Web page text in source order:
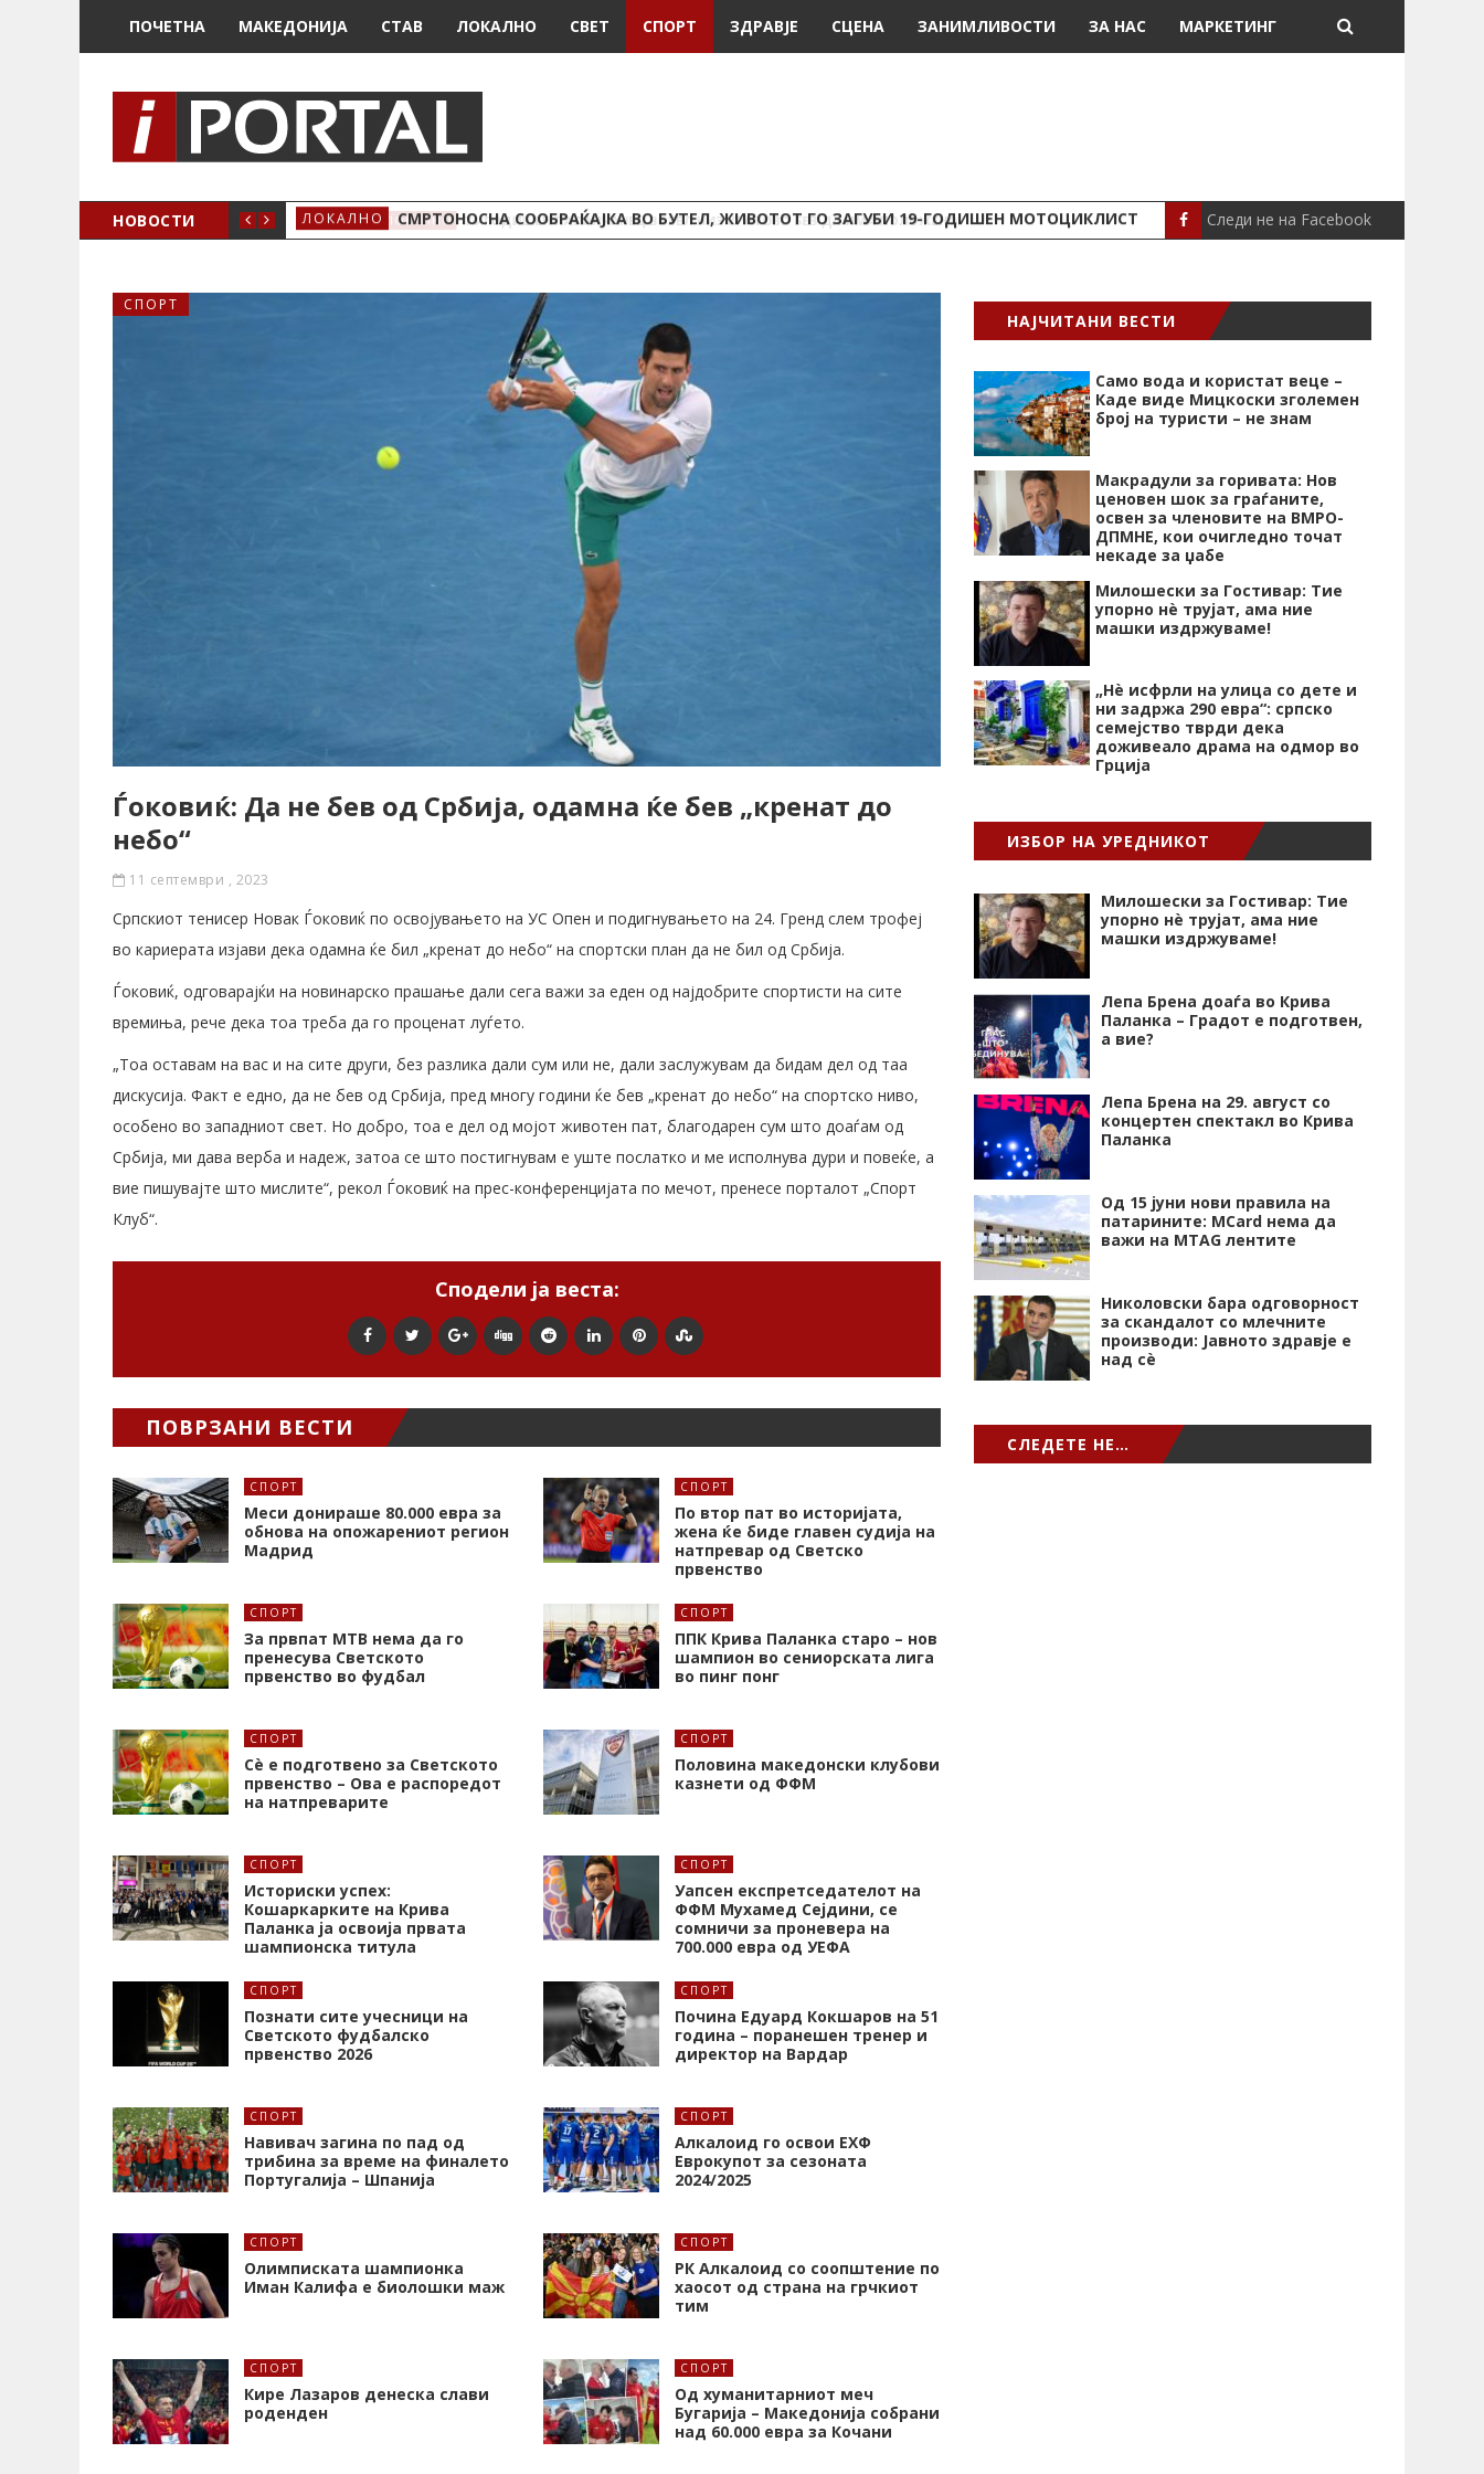
ПОЧЕТНА МАКЕДОНИЈА СТАВ ЛОКАЛНО СВЕТ СПОРТ ЗДРАВЈЕ СЦЕНА ЗАНИМЛИВОСТИ ЗА НАС МАРКЕТИНГ
НОВОСТИ ЛОКАЛНО СМРТОНОСНА СООБРАЌАЈКА ВО БУТЕЛ, ЖИВОТОТ ГО ЗАГУБИ 19-ГОДИШЕН МОТОЦИКЛИСТ СЦЕНА СЕВЕРИНА ВО
Следи не на Facebook
СПОРТ
Ѓоковиќ: Да не бев од Србија, одамна ќе бев „кренат до
небо“
11 септември , 2023
Српскиот тенисер Новак Ѓоковиќ по освојувањето на УС Опен и подигнувањето на 24. Гренд слем трофеј
во кариерата изјави дека одамна ќе бил „кренат до небо“ на спортски план да не бил од Србија.
Ѓоковиќ, одговарајќи на новинарско прашање дали сега важи за еден од најдобрите спортисти на сите
времиња, рече дека тоа треба да го проценат луѓето.
„Тоа оставам на вас и на сите други, без разлика дали сум или не, дали заслужувам да бидам дел од таа
дискусија. Факт е едно, да не бев од Србија, пред многу години ќе бев „кренат до небо“ на спортско ниво,
особено во западниот свет. Но добро, тоа е дел од мојот животен пат, благодарен сум што доаѓам од
Србија, ми дава верба и надеж, затоа се што постигнувам е уште послатко и ме исполнува дури и повеќе, а
вие пишувајте што мислите“, рекол Ѓоковиќ на прес-конференцијата по мечот, пренесе порталот „Спорт
Клуб“.
Сподели ја веста:
ПОВРЗАНИ ВЕСТИ
СПОРТ
Меси донираше 80.000 евра за
обнова на опожарениот регион
Мадрид
СПОРТ
По втор пат во историјата,
жена ќе биде главен судија на
натпревар од Светско
првенство
СПОРТ
За првпат МТВ нема да го
пренесува Светското
првенство во фудбал
СПОРТ
ППК Крива Паланка старо – нов
шампион во сениорската лига
во пинг понг
СПОРТ
Сè е подготвено за Светското
првенство – Ова е распоредот
на натпреварите
СПОРТ
Половина македонски клубови
казнети од ФФМ
СПОРТ
Историски успех:
Кошаркарките на Крива
Паланка ја освоија првата
шампионска титула
СПОРТ
Уапсен експретседателот на
ФФМ Мухамед Сејдини, се
сомничи за проневера на
700.000 евра од УЕФА
СПОРТ
Познати сите учесници на
Светското фудбалско
првенство 2026
СПОРТ
Почина Едуард Кокшаров на 51
година – поранешен тренер и
директор на Вардар
СПОРТ
Навивач загина по пад од
трибина за време на финалето
Португалија – Шпанија
СПОРТ
Алкалоид го освои ЕХФ
Еврокупот за сезоната
2024/2025
СПОРТ
Олимписката шампионка
Иман Калифa е биолошки маж
СПОРТ
РК Алкалоид со соопштение по
хаосот од страна на грчкиот
тим
СПОРТ
Кире Лазаров денеска слави
роденден
СПОРТ
Од хуманитарниот меч
Бугарија – Македонија собрани
над 60.000 евра за Кочани
НАЈЧИТАНИ ВЕСТИ
Само вода и користат веце –
Каде виде Мицкоски зголемен
број на туристи – не знам
Макрадули за горивата: Нов
ценовен шок за граѓаните,
освен за членовите на ВМРО-
ДПМНЕ, кои очигледно точат
некаде за џабе
Милошески за Гостивар: Тие
упорно нѐ трујат, ама ние
машки издржуваме!
„Нѐ исфрли на улица со дете и
ни задржа 290 евра“: српско
семејство тврди дека
доживеало драма на одмор во
Грција
ИЗБОР НА УРЕДНИКОТ
Милошески за Гостивар: Тие
упорно нѐ трујат, ама ние
машки издржуваме!
Лепа Брена доаѓа во Крива
Паланка – Градот е подготвен,
а вие?
Лепа Брена на 29. август со
концертен спектакл во Крива
Паланка
Од 15 јуни нови правила на
патарините: MCard нема да
важи на MTAG лентите
Николовски бара одговорност
за скандалот со млечните
производи: Јавното здравје е
над сѐ
СЛЕДЕТЕ НЕ…